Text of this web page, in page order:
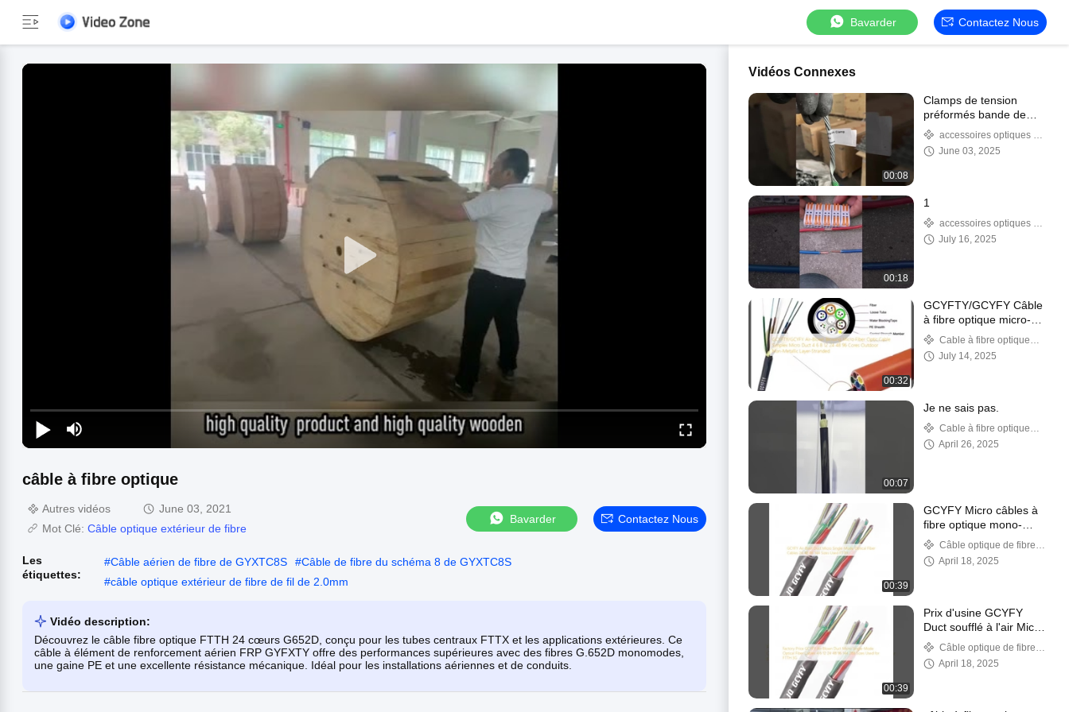
Bavarder Contactez Nous
câble à fibre optique
Autres vidéos
June 03, 2021
Mot Clé: Câble optique extérieur de fibre
Bavarder Contactez Nous
Les
étiquettes:
#Câble aérien de fibre de GYXTC8S #Câble de fibre du schéma 8 de GYXTC8S
#câble optique extérieur de fibre de fil de 2.0mm
Vidéo description:
Découvrez le câble fibre optique FTTH 24 cœurs G652D, conçu pour les tubes centraux FTTX et les applications extérieures. Ce
câble à élément de renforcement aérien FRP GYFXTY offre des performances supérieures avec des fibres G.652D monomodes,
une gaine PE et une excellente résistance mécanique. Idéal pour les installations aériennes et de conduits.
Vidéos Connexes
00:08
Clamps de tension
préformés bande de
type ADSS accessoires
de câbles
accessoires optiques de
fibreJune 03, 2025
00:18
1
accessoires optiques de
fibreJuly 16, 2025
00:32
GCYFTY/GCYFY Câble
à fibre optique micro-
soufflé à air Simplex
Micro-conduit 4 6 8 12
24 48 96 âmes
Cable à fibre optique
extérieur
July 14, 2025
00:07
Je ne sais pas.
Cable à fibre optique
souterrain
April 26, 2025
00:39
GCYFY Micro câbles à
fibre optique mono-
mode à conduit à
souffle d'air 24 48 96
144 Tailles utilisées
Câble optique de fibre
de conduit
April 18, 2025
00:39
Prix d'usine GCYFY
Duct soufflé à l'air Micro
câbles à fibre optique
monomode 4 6 12 24
48 96 144 288 Tailles
Câble optique de fibre
de conduit
April 18, 2025